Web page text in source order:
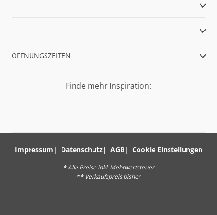
-
-
ÖFFNUNGSZEITEN
Finde mehr Inspiration:
Impressum Datenschutz AGB Cookie Einstellungen
* Alle Preise inkl. Mehrwertsteuer
** Verkaufspreis bisher